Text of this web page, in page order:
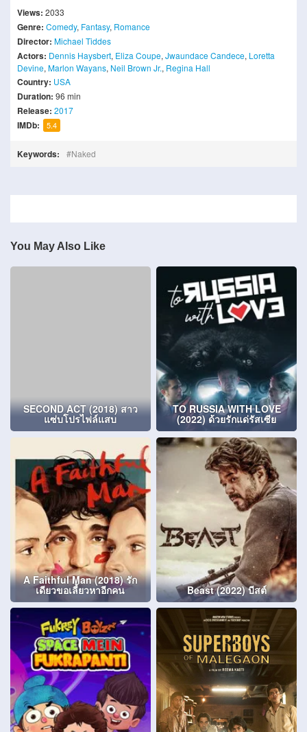
Views: 2033
Genre: Comedy, Fantasy, Romance
Director: Michael Tiddes
Actors: Dennis Haysbert, Eliza Coupe, Jwaundace Candece, Loretta
Devine, Marlon Wayans, Neil Brown Jr., Regina Hall
Country: USA
Duration: 96 min
Release: 2017
IMDb: 5.4
Keywords: Naked
You May Also Like
SECOND ACT (2018) สาว
แซ่บโปรไฟล์แสบ
TO RUSSIA WITH LOVE
(2022) ด้วยรักแด่รัสเซีย
A Faithful Man (2018) รัก
เดียวขอเลี้ยวหาอีกคน Beast (2022) บีสต์